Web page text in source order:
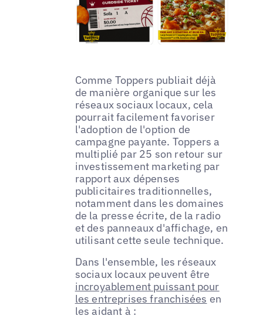
Comme Toppers publiait déjà
de manière organique sur les
réseaux sociaux locaux, cela
pourrait facilement favoriser
l'adoption de l'option de
campagne payante. Toppers a
multiplié par 25 son retour sur
investissement marketing par
rapport aux dépenses
publicitaires traditionnelles,
notamment dans les domaines
de la presse écrite, de la radio
et des panneaux d'affichage, en
utilisant cette seule technique.
Dans l'ensemble, les réseaux
sociaux locaux peuvent être
incroyablement puissant pour
les entreprises franchisées en
les aidant à :